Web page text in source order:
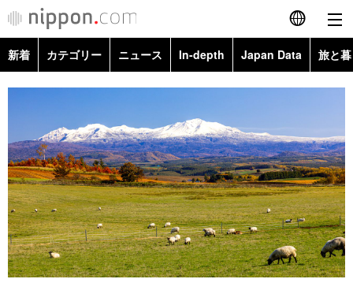
English
繁體字
Français
Español
العربية
カテゴリー
政治・外交
経済・ビジネス
ニュース
トップ
In-depth
新着 カテゴリー ニュース In-depth Japan Data 旅と
政治・外交
経済・ビジネス
国際・海外
社会
文化
Topics
Images
People
東京
お知らせ